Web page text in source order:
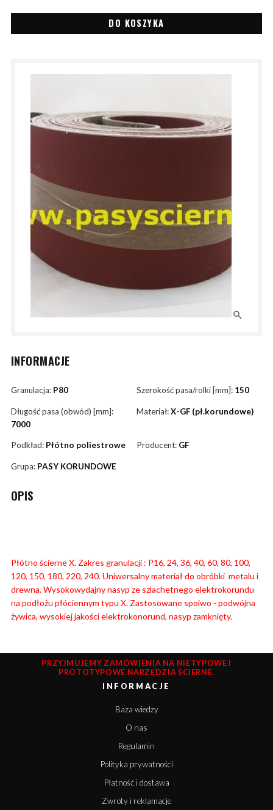
DO KOSZYKA
INFORMACJE
Granulacja: P80 Szerokość pasa/rolki [mm]: 150
Długość pasa (obwód) [mm]:
7000
Materiał:X-GF (pł.korundowe)
Podkład: Płótno poliestrowe Producent: GF
Grupa: PASY KORUNDOWE
OPIS
Płótno ścierne X. Zakres granulacji : P16, 24, 36, 40, 60, 80, 100,
120, 150, 180, 220, 240. Uniwersalny materiał do obróbki metalu i
drewna. Wysokowydajny nasyp ze szlachetnego elektrokorundu
na podłożu płóciennym typu X. Zastosowane spoiwo - podwójna
żywica, wysokiej jakości elektrokonorund, nasyp zamknięty.
PRZYJMUJEMY ZAMÓWIENIA NA NIETYPOWE I
PROTOTYPOWE NARZĘDZIA ŚCIERNE.
INFORMACJE
Baza wiedzy
O nas
Regulamin
Polityka prywatności
Płatność i dostawa
Zwroty i reklamacje